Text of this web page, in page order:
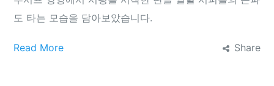
도 타는 모습을 담아보았습니다.
Read More Share